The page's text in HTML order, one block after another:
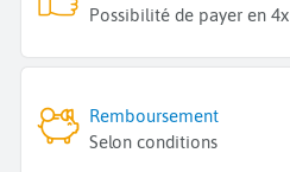
Possibilité de payer en 4x
Remboursement
Selon conditions